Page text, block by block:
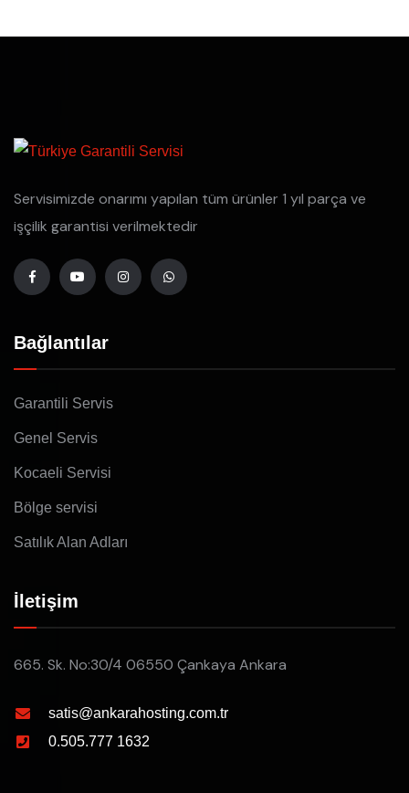
Servisimizde onarımı yapılan tüm ürünler 1 yıl parça ve
işçilik garantisi verilmektedir
Bağlantılar
Garantili Servis
Genel Servis
Kocaeli Servisi
Bölge servisi
Satılık Alan Adları
İletişim
665. Sk. No:30/4 06550 Çankaya Ankara
satis@ankarahosting.com.tr
0.505.777 1632